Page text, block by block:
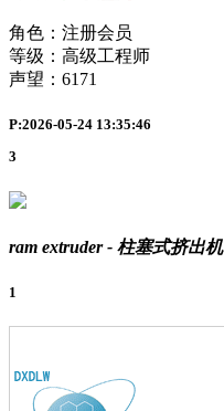
角色：注册会员
等级：高级工程师
声望： 6171
P:2026-05-24 13:35:46
3
ram extruder - 柱塞式挤出机
1